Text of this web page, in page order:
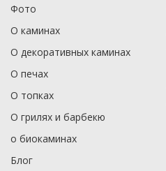
Фото
О каминах
О декоративных каминах
О печах
О топках
О грилях и барбекю
о биокаминах
Блог